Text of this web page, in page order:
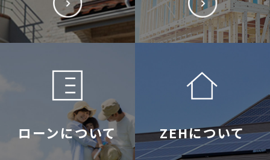
ローンについて ZEHについて